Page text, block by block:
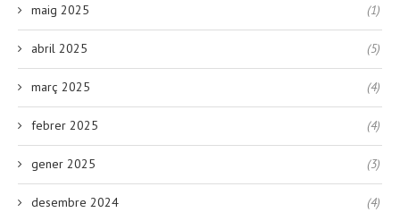
maig 2025 (1)
abril 2025 (5)
març 2025 (4)
febrer 2025 (4)
gener 2025 (3)
desembre 2024 (4)